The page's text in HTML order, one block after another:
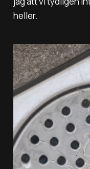
heller.